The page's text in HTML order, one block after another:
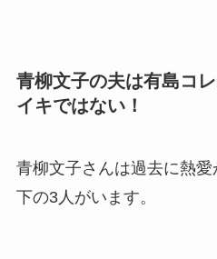
青柳文子の夫は有島コ
イキではない！
青柳文子さんは過去に熱
下の3人がいます。